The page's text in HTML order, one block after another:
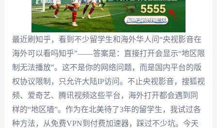
最近刷知乎，看到不少留学生和海外华人问“央视影音在
海外可以看吗知乎”——答案是：直接打开会显示“地区限
制无法播放”。这不是你的网络问题，而是国内平台的版
权协议限制，只允许大陆IP访问。不止央视影音，搜狐视
频、爱奇艺、腾讯视频这些平台，海外打开都会遇到同
样的“地区墙”。作为在北美待了3年的留学生，我试过各
种方法，从免费VPN到付费加速器，踩过不少坑。今天